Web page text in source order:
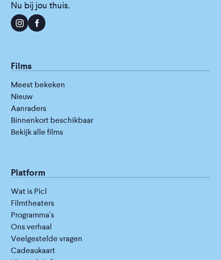
Nu bij jou thuis.
Films
Meest bekeken
Nieuw
Aanraders
Binnenkort beschikbaar
Bekijk alle films
Platform
Wat is Picl
Filmtheaters
Programma's
Ons verhaal
Veelgestelde vragen
Cadeaukaart